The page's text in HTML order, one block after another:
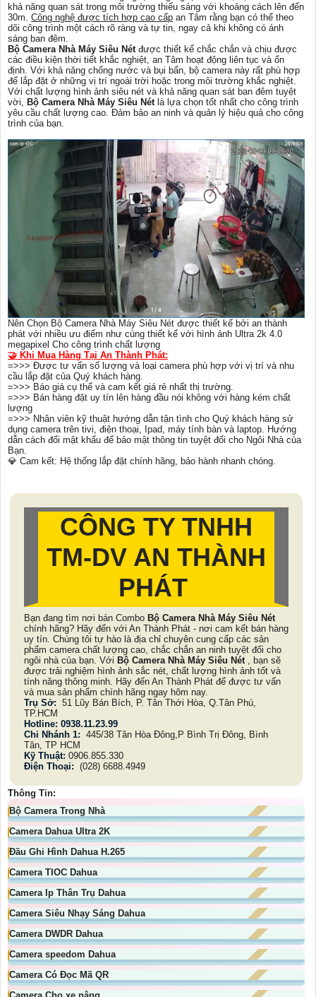
khả năng quan sát trong môi trường thiếu sáng với khoảng cách lên đến
30m. Công nghệ được tích hợp cao cấp an Tâm rằng bạn có thể theo
dõi công trình một cách rõ ràng và tự tin, ngay cả khi không có ánh
sáng ban đêm.
Bộ Camera Nhà Máy Siêu Nét được thiết kế chắc chắn và chịu được
các điều kiện thời tiết khắc nghiệt, an Tâm hoạt động liên tục và ổn
định. Với khả năng chống nước và bụi bẩn, bộ camera này rất phù hợp
để lắp đặt ở những vị trí ngoài trời hoặc trong môi trường khắc nghiệt.
Với chất lượng hình ảnh siêu nét và khả năng quan sát ban đêm tuyệt
vời, Bộ Camera Nhà Máy Siêu Nét là lựa chọn tốt nhất cho công trình
yêu cầu chất lượng cao. Đảm bảo an ninh và quản lý hiệu quả cho công
trình của bạn.
Nên Chọn Bộ Camera Nhà Máy Siêu Nét được thiết kế bởi an thành
phát với nhiều ưu điểm như cùng thiết kế với hình ảnh Ultra 2k 4.0
megapixel Cho công trình chất lượng
🤝 Khi Mua Hàng Tại An Thành Phát:
=>>> Được tư vấn số lượng và loại camera phù hợp với vị trí và nhu
cầu lắp đặt của Quý khách hàng.
=>>> Báo giá cụ thể và cam kết giá rẻ nhất thị trường.
=>>> Bán hàng đặt uy tín lên hàng đầu nói không với hàng kém chất
lượng
=>>> Nhân viên kỹ thuật hướng dẫn tận tình cho Quý khách hàng sử
dụng camera trên tivi, điện thoại, Ipad, máy tính bàn và laptop. Hướng
dẫn cách đổi mật khẩu để bảo mật thông tin tuyệt đối cho Ngôi Nhà của
Bạn.
💎 Cam kết: Hệ thống lắp đặt chính hãng, bảo hành nhanh chóng.
CÔNG TY TNHH
TM-DV AN THÀNH
PHÁT
Bạn đang tìm nơi bán Combo Bộ Camera Nhà Máy Siêu Nét
chính hãng? Hãy đến với An Thành Phát - nơi cam kết bán hàng
uy tín. Chúng tôi tự hào là địa chỉ chuyên cung cấp các sản
phẩm camera chất lượng cao, chắc chắn an ninh tuyệt đối cho
ngôi nhà của bạn. Với Bộ Camera Nhà Máy Siêu Nét , bạn sẽ
được trải nghiệm hình ảnh sắc nét, chất lượng hình ảnh tốt và
tính năng thông minh. Hãy đến An Thành Phát để được tư vấn
và mua sản phẩm chính hãng ngay hôm nay.
Trụ Sở: 51 Lũy Bán Bích, P. Tân Thới Hòa, Q.Tân Phú,
TP.HCM
Hotline: 0938.11.23.99
Chi Nhánh 1: 445/38 Tân Hòa Đông,P Bình Trị Đông, Bình
Tân, TP HCM
Kỹ Thuật: 0906.855.330
Điện Thoại: (028) 6688.4949
Thông Tin:
Bộ Camera Trong Nhà
Camera Dahua Ultra 2K
Đầu Ghi Hình Dahua H.265
Camera TIOC Dahua
Camera Ip Thân Trụ Dahua
Camera Siêu Nhạy Sáng Dahua
Camera DWDR Dahua
Camera speedom Dahua
Camera Có Đọc Mã QR